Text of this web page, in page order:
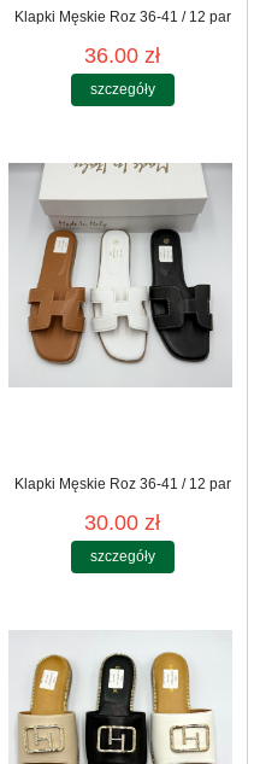
Klapki Męskie Roz 36-41 / 12 par
36.00 zł
szczegóły
Klapki Męskie Roz 36-41 / 12 par
30.00 zł
szczegóły